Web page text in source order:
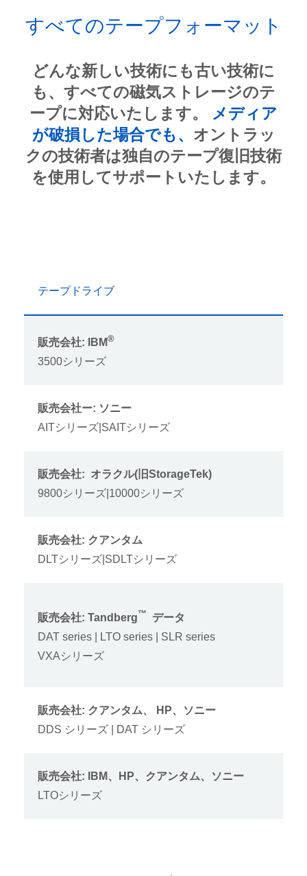
すべてのテープフォーマット
どんな新しい技術にも古い技術に
も、すべての磁気ストレージのテ
ープに対応いたします。
メディア
が破損した場合でも、 オントラッ
クの技術者は独自のテープ復旧技術
を使用してサポートいたします。
テープドライブ
販売会社: IBM®
3500シリーズ
販売会社ー: ソニー
AITシリーズ|SAITシリーズ
販売会社: オラクル(旧StorageTek)
9800シリーズ|10000シリーズ
販売会社: クアンタム
DLTシリーズ|SDLTシリーズ
販売会社: Tandberg™
データ
DAT series | LTO series | SLR series
VXAシリーズ
販売会社: クアンタム、 HP、ソニー
DDS シリーズ | DAT シリーズ
販売会社: IBM、HP、クアンタム、ソニー
LTOシリーズ